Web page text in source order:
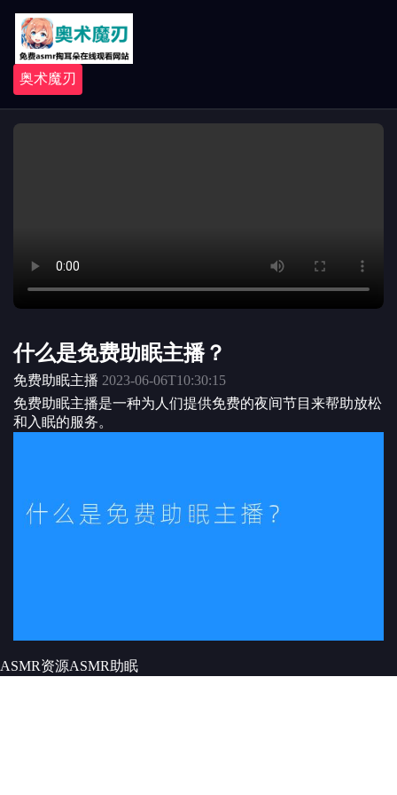
奥术魔刃
什么是免费助眠主播？
免费助眠主播 2023-06-06T10:30:15
免费助眠主播是一种为人们提供免费的夜间节目来帮助放松
和入眠的服务。
ASMR资源ASMR 助眠